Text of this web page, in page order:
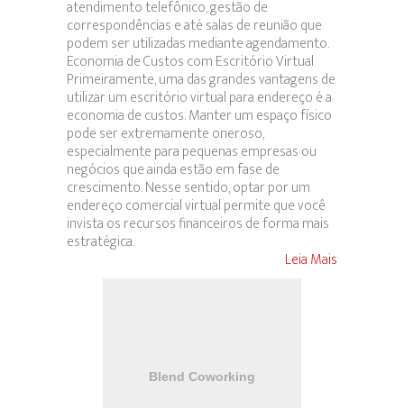
atendimento telefônico, gestão de
correspondências e até salas de reunião que
podem ser utilizadas mediante agendamento.
Economia de Custos com Escritório Virtual
Primeiramente, uma das grandes vantagens de
utilizar um escritório virtual para endereço é a
economia de custos. Manter um espaço físico
pode ser extremamente oneroso,
especialmente para pequenas empresas ou
negócios que ainda estão em fase de
crescimento. Nesse sentido, optar por um
endereço comercial virtual permite que você
invista os recursos financeiros de forma mais
estratégica.
Leia Mais